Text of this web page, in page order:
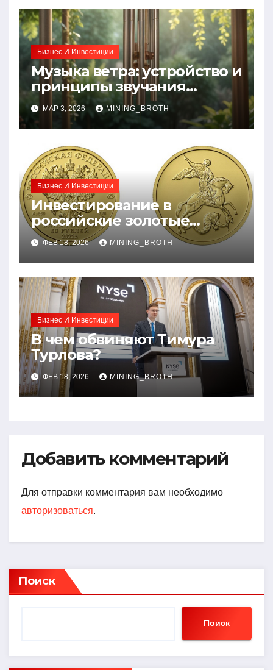
Бизнес И Инвестиции
Музыка ветра: устройство и
принципы звучания
колокольчиков
МАР 3, 2026 MINING_BROTH
Бизнес И Инвестиции
Инвестирование в
российские золотые
монеты: подробное
руководство
ФЕВ 18, 2026 MINING_BROTH
Бизнес И Инвестиции
В чем обвиняют Тимура
Турлова?
ФЕВ 18, 2026 MINING_BROTH
Добавить комментарий
Для отправки комментария вам необходимо
авторизоваться.
Поиск
Поиск